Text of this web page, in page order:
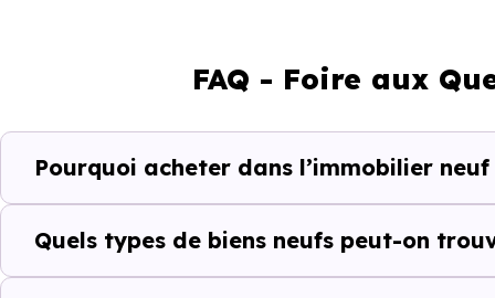
Ces prix varient selon la
Le parc résidentiel de Rémilly
secondaires.
Avec 68.4 % de
FAQ - Foire aux
Pourquoi acheter dans l’immobilier
Quels types de biens neufs peut-on